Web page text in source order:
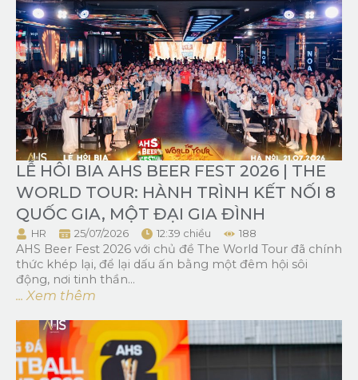
LỄ HÔI BIA AHS BEER FEST 2026 | THE
WORLD TOUR: HÀNH TRÌNH KẾT NỐI 8
QUỐC GIA, MỘT ĐẠI GIA ĐÌNH
HR 25/07/2026 12:39 chiều 188
AHS Beer Fest 2026 với chủ đề The World Tour đã chính
thức khép lại, để lại dấu ấn bằng một đêm hội sôi
động, nơi tinh thần...
... Xem thêm